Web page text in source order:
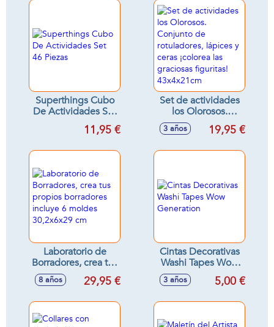
Superthings Cubo
De Actividades Set
46 Piezas11,95 €
Set de actividades
los Olorosos.
Conjunto de
rotuladores, lápices
graciosas figuritas!
3 años 19,95 €
Laboratorio de
Borradores, crea tus
propios borradores
incluye 6 moldes
8 años 29,95 €
Cintas Decorativas
Washi Tapes Wow
Generation
3 años 5,00 €